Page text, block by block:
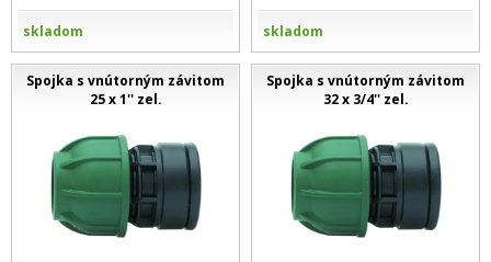
skladom skladom
Spojka s vnútorným závitom
25 x 1'' zel.
Spojka s vnútorným závitom
32 x 3/4'' zel.